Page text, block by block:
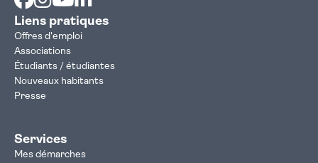
Liens pratiques
Offres d'emploi
Associations
Étudiants / étudiantes
Nouveaux habitants
Presse
Services
Mes démarches